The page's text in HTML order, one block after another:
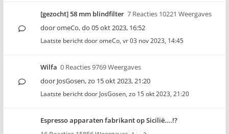
[gezocht] 58 mm blindfilter 7 Reacties 10221 Weergaves
dooromeCo,do 05 okt 2023, 16:52
Laatste bericht dooromeCo, vr 03 nov 2023, 14:45
Wilfa 0 Reacties 9769 Weergaves
door JosGosen,zo 15 okt 2023, 21:20
Laatste bericht door JosGosen, zo 15 okt 2023, 21:20
Espresso apparaten fabrikant op Sicilië….!?